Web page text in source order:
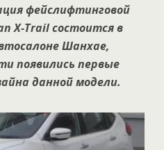
фейслифтинговой
X-Trail состоится в
Шанхае,
появились первые
данной модели.